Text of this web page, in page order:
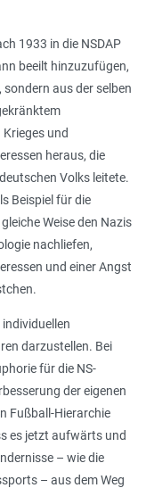
1933 in die NSDAP
beeilt hinzuzufügen,
aus der selben
und
heraus, die
Volks leitete.
Beispiel für die
Weise den Nazis
nachliefen,
und einer Angst
darzustellen. Bei
für die NS-
der eigenen
Fußball-Hierarchie
es jetzt aufwärts und
– wie die
– aus dem Weg